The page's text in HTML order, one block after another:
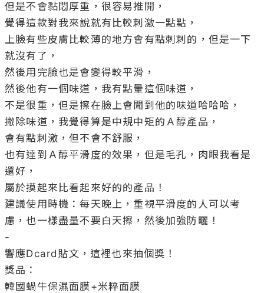
但是不會黏悶厚重，很容易推開，
覺得這款對我來說就有比較刺激一點點，
上臉有些皮膚比較薄的地方會有點刺刺的，但是一下
就沒有了，
然後用完臉也是會變得較平滑，
然後他有一個味道，我有點暈這個味道，
不是很重，但是擦在臉上會聞到他的味道哈哈哈，
撇除味道，我覺得算是中規中矩的Ａ醇產品，
會有點刺激，但不會不舒服，
也有達到Ａ醇平滑度的效果，但是毛孔，肉眼我看是
還好，
屬於摸起來比看起來好的的產品！
建議使用時機：每天晚上，重視平滑度的人可以考
慮，也一樣盡量不要白天擦，然後加強防曬！
-
響應Dcard貼文，這裡也來抽個獎！
獎品：
韓國蝸牛保濕面膜+米粹面膜